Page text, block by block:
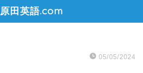
原田英語.com
05/05/2024